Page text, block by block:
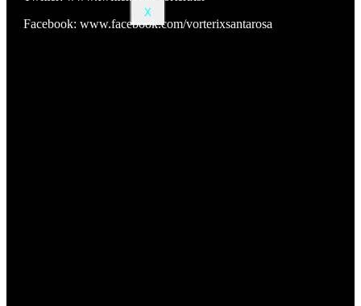
X
Facebook: www.facebook.com/vorterixsantarosa